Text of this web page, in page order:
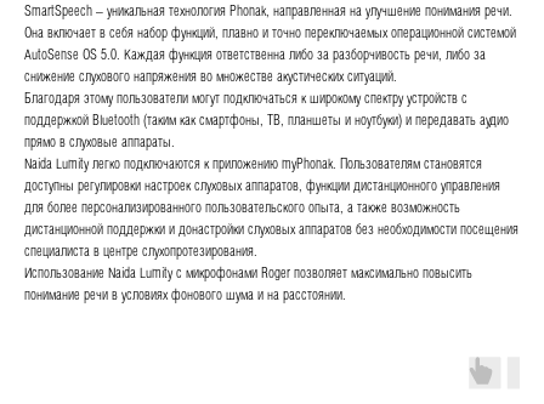
SmartSpeech – уникальная технология Phonak, направленная на улучшение понимания речи.
Она включает в себя набор функций, плавно и точно переключаемых операционной системой
AutoSense OS 5.0. Каждая функция ответственна либо за разборчивость речи, либо за
снижение слухового напряжения во множестве акустических ситуаций.
Благодаря этому пользователи могут подключаться к широкому спектру устройств с
поддержкой Bluetooth (таким как смартфоны, ТВ, планшеты и ноутбуки) и передавать аудио
прямо в слуховые аппараты.
Naida Lumity легко подключаются к приложению myPhonak. Пользователям становятся
доступны регулировки настроек слуховых аппаратов, функции дистанционного управления
для более персонализированного пользовательского опыта, а также возможность
дистанционной поддержки и донастройки слуховых аппаратов без необходимости посещения
специалиста в центре слухопротезирования.
Использование Naida Lumity с микрофонами Roger позволяет максимально повысить
понимание речи в условиях фонового шума и на расстоянии.